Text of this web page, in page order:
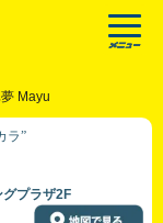
Mayu
ラ”
プラザ2F